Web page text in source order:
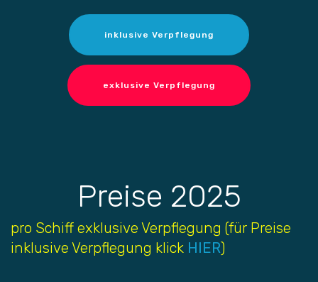
inklusive Verpflegung
exklusive Verpflegung
Preise 2025
pro Schiff exklusive Verpflegung (für Preise
inklusive Verpflegung klick HIER)